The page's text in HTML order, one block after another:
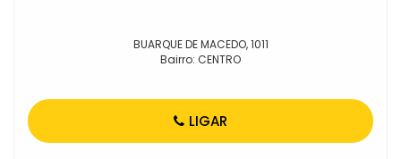
BUARQUE DE MACEDO, 1011
Bairro: CENTRO
LIGAR